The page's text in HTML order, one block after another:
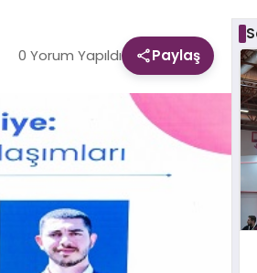
0 Yorum Yapıldı Paylaş